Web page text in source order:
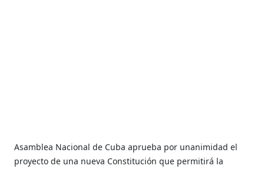
Asamblea Nacional de Cuba aprueba por unanimidad el
proyecto de una nueva Constitución que permitirá la